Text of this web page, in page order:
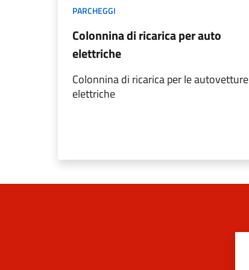
PARCHEGGI
Colonnina di ricarica per auto
elettriche
Colonnina di ricarica per le autovetture
elettriche